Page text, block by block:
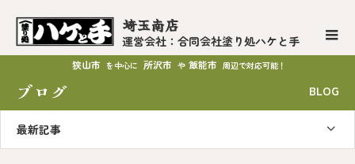
埼玉南店
運営会社：合同会社塗り処ハケと手
狭山市 を中心に 所沢市 や 飯能市 周辺で対応可能！
ブログ BLOG
最新記事